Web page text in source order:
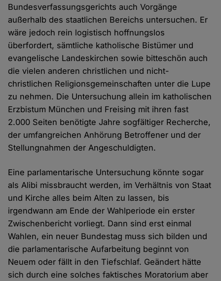
Bundesverfassungsgerichts auch Vorgänge
außerhalb des staatlichen Bereichs untersuchen. Er
wäre jedoch rein logistisch hoffnungslos
überfordert, sämtliche katholische Bistümer und
evangelische Landeskirchen sowie bitteschön auch
die vielen anderen christlichen und nicht-
christlichen Religionsgemeinschaften unter die Lupe
zu nehmen. Die Untersuchung allein im katholischen
Erzbistum München und Freising mit ihren fast
2.000 Seiten benötigte Jahre sogfältiger Recherche,
der umfangreichen Anhörung Betroffener und der
Stellungnahmen der Angeschuldigten.
Eine parlamentarische Untersuchung könnte sogar
als Alibi missbraucht werden, im Verhältnis von Staat
und Kirche alles beim Alten zu lassen, bis
irgendwann am Ende der Wahlperiode ein erster
Zwischenbericht vorliegt. Dann sind erst einmal
Wahlen, ein neuer Bundestag muss sich bilden und
die parlamentarische Aufarbeitung beginnt von
Neuem oder fällt in den Tiefschlaf. Geändert hätte
sich durch eine solches faktisches Moratorium aber